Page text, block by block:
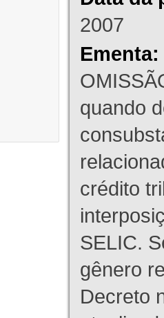
2007
Ementa:
quando
crédito
SELIC.
gênero
Decreto